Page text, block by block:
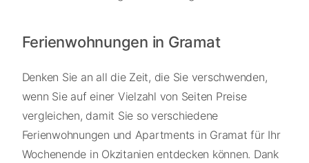
Ferienwohnungen in Gramat
Denken Sie an all die Zeit, die Sie verschwenden,
wenn Sie auf einer Vielzahl von Seiten Preise
vergleichen, damit Sie so verschiedene
Ferienwohnungen und Apartments in Gramat für Ihr
Wochenende in Okzitanien entdecken können. Dank